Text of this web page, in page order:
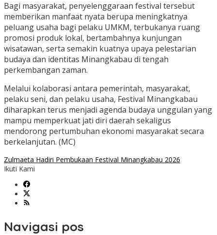
Bagi masyarakat, penyelenggaraan festival tersebut
memberikan manfaat nyata berupa meningkatnya
peluang usaha bagi pelaku UMKM, terbukanya ruang
promosi produk lokal, bertambahnya kunjungan
wisatawan, serta semakin kuatnya upaya pelestarian
budaya dan identitas Minangkabau di tengah
perkembangan zaman.
Melalui kolaborasi antara pemerintah, masyarakat,
pelaku seni, dan pelaku usaha, Festival Minangkabau
diharapkan terus menjadi agenda budaya unggulan yang
mampu memperkuat jati diri daerah sekaligus
mendorong pertumbuhan ekonomi masyarakat secara
berkelanjutan. (MC)
Zulmaeta Hadiri Pembukaan Festival Minangkabau 2026
Ikuti Kami
Navigasi pos